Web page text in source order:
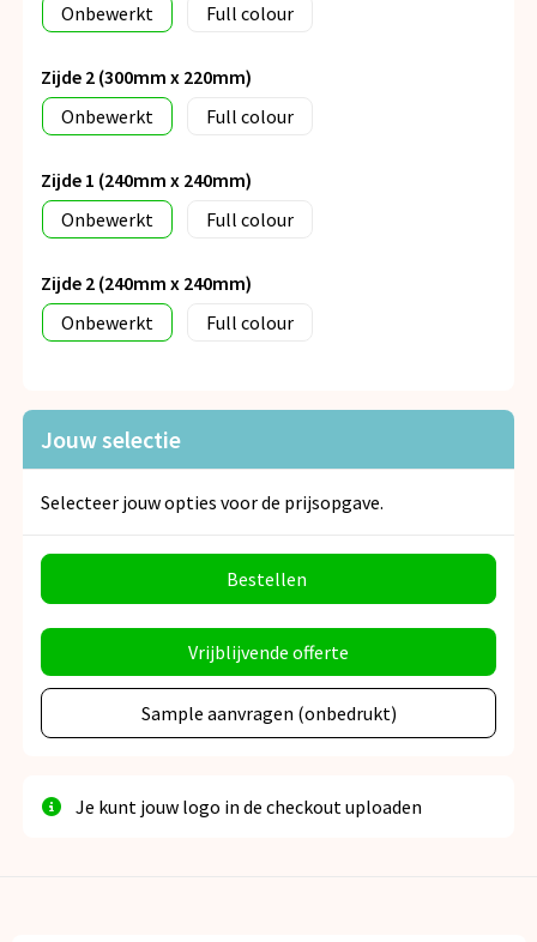
Onbewerkt
Full colour
Zijde 2 (300mm x 220mm)
Onbewerkt
Full colour
Zijde 1 (240mm x 240mm)
Onbewerkt
Full colour
Zijde 2 (240mm x 240mm)
Onbewerkt
Full colour
Jouw selectie
Selecteer jouw opties voor de prijsopgave.
Bestellen
Vrijblijvende offerte
Sample aanvragen (onbedrukt)
Je kunt jouw logo in de checkout uploaden